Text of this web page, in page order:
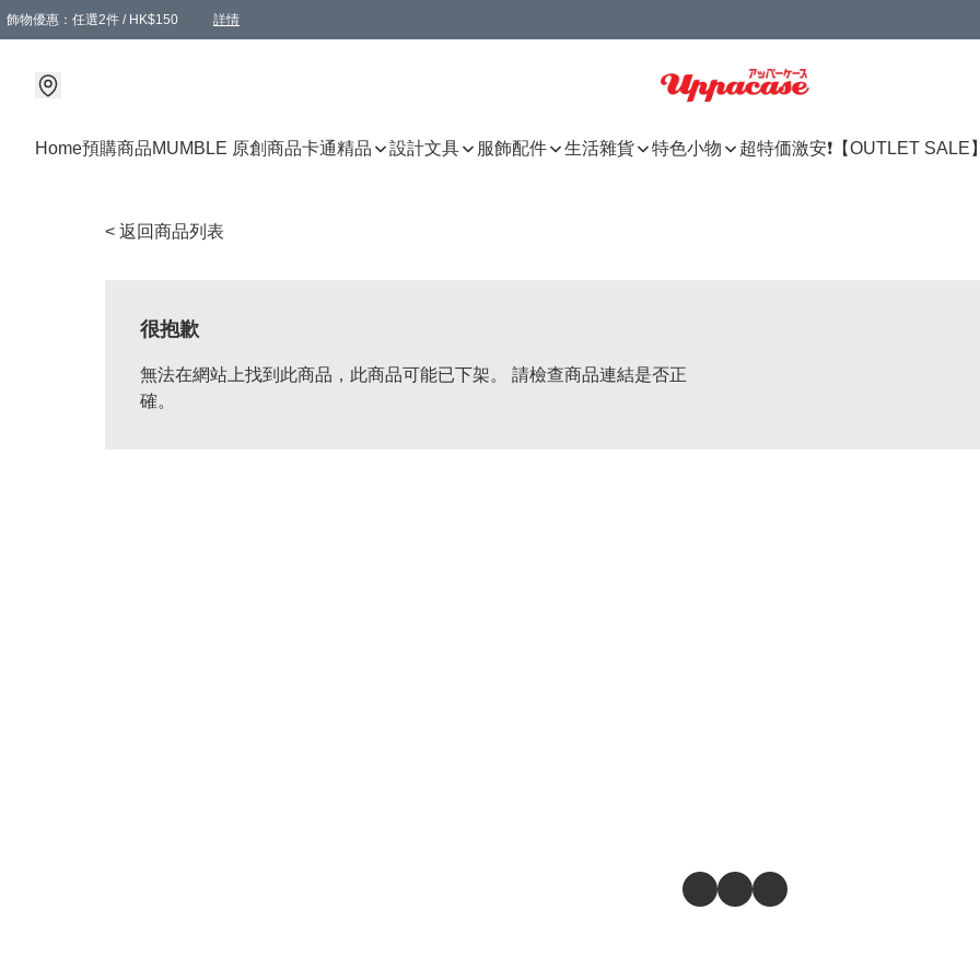
飾物優惠：任選2件 / HK$150 詳情
Home預購商品MUMBLE 原創商品卡通精品 設計文具 服飾配件 生活雜貨 特色小物 超特価激安❗【OUTLET SALE】
< 返回商品列表
很抱歉
無法在網站上找到此商品，此商品可能已下架。 請檢查商品連結是否正
確。